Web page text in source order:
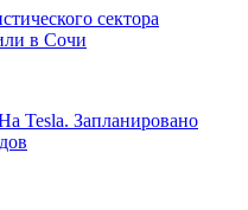
сектора
в Сочи
Tesla. Запланировано